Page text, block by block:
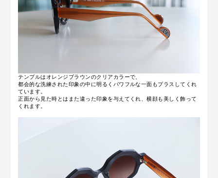
テンプルはオレンジブラウンのクリアカラーで、
都会的な洗練された印象の中に明るくパワフルな一面もプラスしてくれ
ています。
正面から見た時とはまた違った印象を与えてくれ、横顔も美しく飾って
くれます。